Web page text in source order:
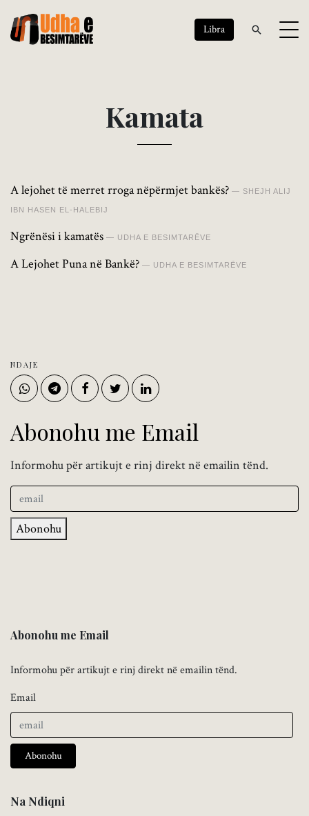
Libra
Kamata
A lejohet të merret rroga nëpërmjet bankës? SHEJH ALIJ
IBN HASEN EL-HALEBIJ
Ngrënësi i kamatës UDHA E BESIMTARËVE
A Lejohet Puna në Bankë? UDHA E BESIMTARËVE
NDAJE
Abonohu me Email
Informohu për artikujt e rinj direkt në emailin tënd.
Abonohu
Abonohu me Email
Informohu për artikujt e rinj direkt në emailin tënd.
Email
Abonohu
Na Ndiqni